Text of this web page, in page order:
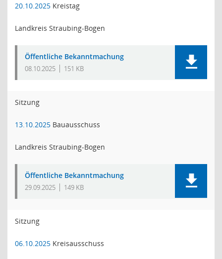
20.10.2025 Kreistag
Landkreis Straubing-Bogen
Öffentliche Bekanntmachung
08.10.2025 151 KB
Sitzung
13.10.2025 Bauausschuss
Landkreis Straubing-Bogen
Öffentliche Bekanntmachung
29.09.2025 149 KB
Sitzung
06.10.2025 Kreisausschuss